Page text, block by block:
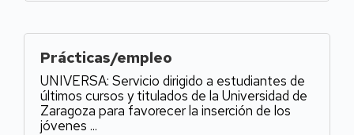
Prácticas/empleo
UNIVERSA: Servicio dirigido a estudiantes de
últimos cursos y titulados de la Universidad de
Zaragoza para favorecer la inserción de los
jóvenes ...